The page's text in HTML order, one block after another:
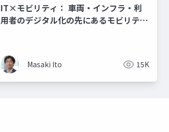
IT×モビリティ： 車両・インフラ・利
用者のデジタル化の先にあるモビリティ
Masaki Ito 15K